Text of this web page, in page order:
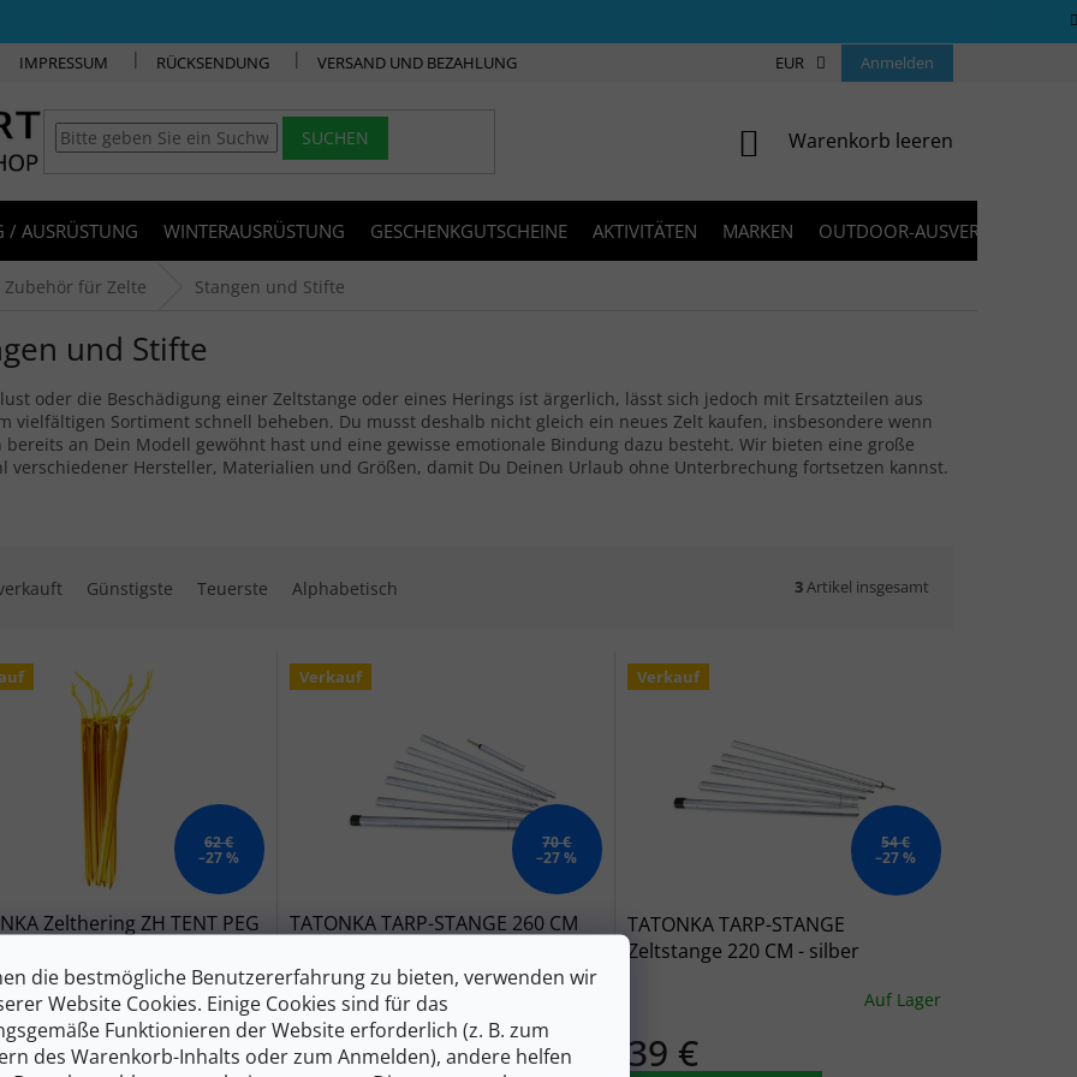
die bestmögliche Benutzererfahrung zu bieten, verwenden wir
Website Cookies. Einige Cookies sind für das
Funktionieren der Website erforderlich (z. B. zum
des Warenkorb-Inhalts oder zum Anmelden), andere helfen
IMPRESSUM RÜCKSENDUNG VERSAND UND BEZAHLUNG KONTAKT FAQ
EUR Anmelden
SUCHEN WARENKORB
Warenkorb leeren
/ AUSRÜSTUNG WINTERAUSRÜSTUNG GESCHENKGUTSCHEINE AKTIVITÄTEN MARKEN OUTDOOR-AUSVERKAUF
Zubehör für Zelte Stangen und Stifte
und Stifte
oder die Beschädigung einer Zeltstange oder eines Herings ist ärgerlich, lässt sich jedoch mit Ersatzteilen aus
vielfältigen Sortiment schnell beheben. Du musst deshalb nicht gleich ein neues Zelt kaufen, insbesondere wenn
bereits an Dein Modell gewöhnt hast und eine gewisse emotionale Bindung dazu besteht. Wir bieten eine große
verschiedener Hersteller, Materialien und Größen, damit Du Deinen Urlaub ohne Unterbrechung fortsetzen kannst.
Günstigste Teuerste Alphabetisch 3Artikel insgesamt
Produkte
62 €
–27 %
Zelthering ZH TENT PEG
Auf Lager
Verkauf
70 €
–27 %
TATONKA TARP-STANGE 260 CM
51 €
Verkauf
54 €
–27 %
TATONKA TARP-STANGE
Zeltstange 220 CM - silber
Auf Lager
39 €